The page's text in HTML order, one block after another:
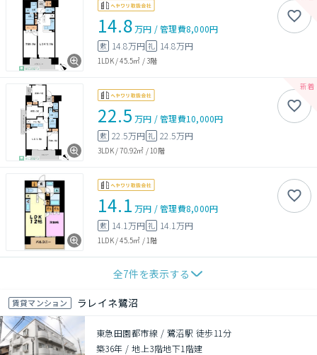
14.8万円 /管理費8,000円
敷 14.8万円 礼 14.8万円
1LDK/45.5㎡ /3階
22.5 万円 /管理費10,000円
敷 22.5万円 礼 22.5万円
3LDK/70.92㎡ /10階
14.1 万円 /管理費8,000円
敷 14.1万円 礼 14.1万円
1LDK/45.5㎡ /1階
全7件を表示する
賃貸マンション ラレイネ鷺沼
東急田園都市線 / 鷺沼駅 徒歩11分
築36年 /地上3階地下1階建